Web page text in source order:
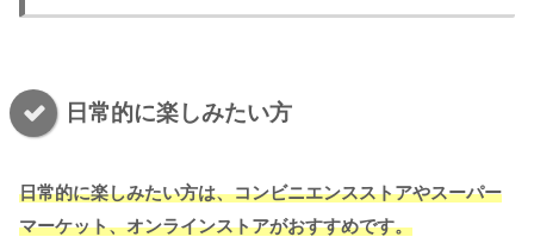
日常的に楽しみたい方
日常的に楽しみたい方は、コンビニエンスストアやスーパー
マーケット、オンラインストアがおすすめです。